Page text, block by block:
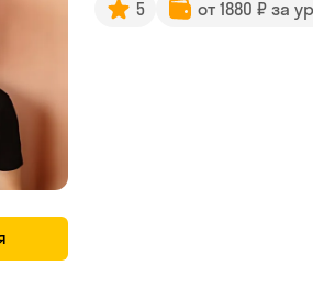
5 от 1880 ₽ за